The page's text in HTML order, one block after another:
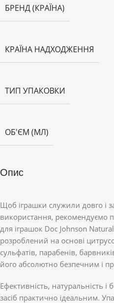
БРЕНД (КРАЇНА)
КРАЇНА НАДХОДЖЕННЯ
ТИП УПАКОВКИ
ОБ'ЄМ (МЛ)
Опис
Щоб іграшки служили довго і
використання, рекомендуємо
для іграшок Doc Johnson
розроблений на основі
сульфатів, парабенів,
його абсолютно безпечним і
Ефективність, натуральність
засіб практично ідеальним.